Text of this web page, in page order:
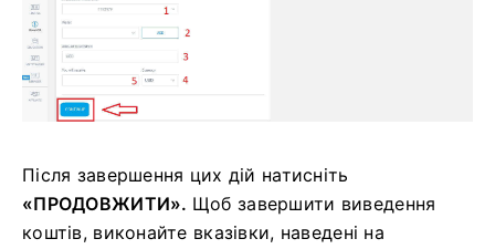
Після завершення цих дій натисніть
«ПРОДОВЖИТИ». Щоб завершити виведення
коштів, виконайте вказівки, наведені на